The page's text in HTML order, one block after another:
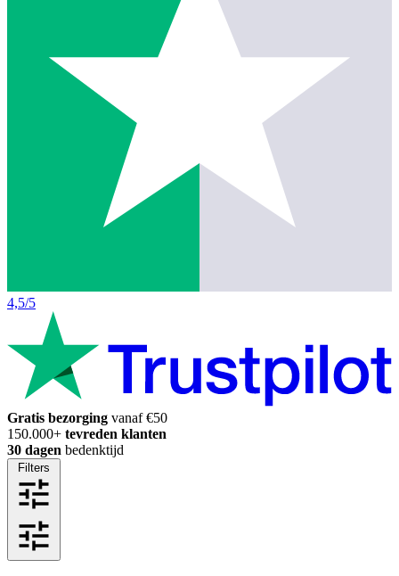
4,5/5
Gratis bezorging vanaf €50
150.000+ tevreden klanten
30 dagen bedenktijd
Filters